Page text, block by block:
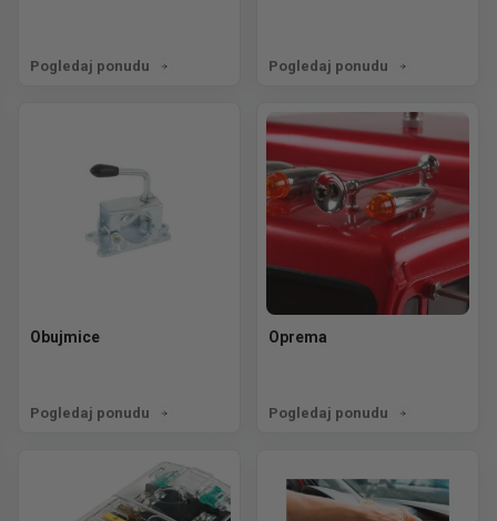
Pogledaj ponudu Pogledaj ponudu
Obujmice
Pogledaj ponudu
Oprema
Pogledaj ponudu